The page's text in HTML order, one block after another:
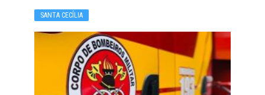
SANTA CECÍLIA